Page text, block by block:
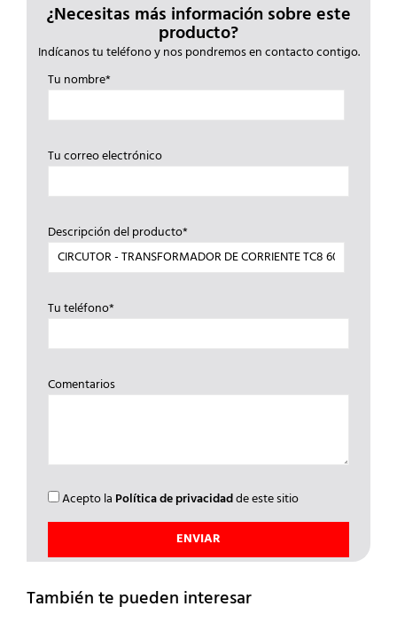
¿Necesitas más información sobre este
producto?
Indícanos tu teléfono y nos pondremos en contacto contigo.
Tu nombre*
Tu correo electrónico
Descripción del producto*
Tu teléfono*
Comentarios
Acepto la Política de privacidadde este sitio
También te pueden interesar